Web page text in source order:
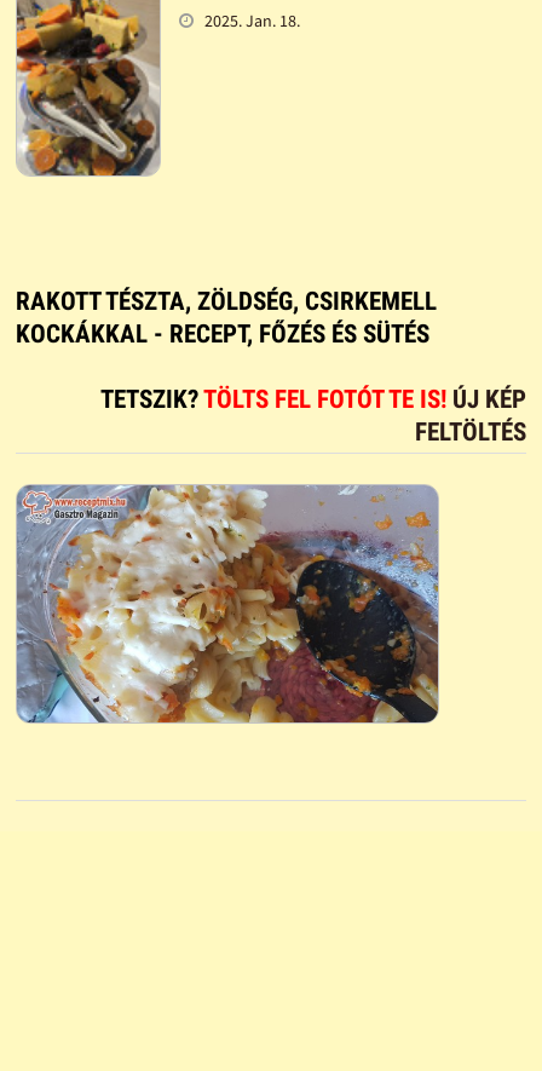
2025. Jan. 18.
RAKOTT TÉSZTA, ZÖLDSÉG, CSIRKEMELL
KOCKÁKKAL - RECEPT, FŐZÉS ÉS SÜTÉS
TETSZIK?TÖLTS FEL FOTÓT TE IS! ÚJ KÉP
FELTÖLTÉS